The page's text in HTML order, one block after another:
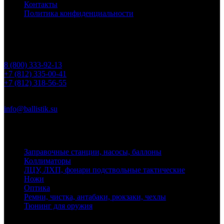
Контакты
Политика конфиденциальности
8 (800) 333-92-13
+7 (812) 335-00-41
+7 (812) 318-56-55
info@ballistik.su
Заправочные станции, насосы, баллоны
Коллиматоры
ЛЦУ, ЛХП, фонари подствольные тактические
Ножи
Оптика
Ремни, чистка, антабаки, рюкзаки, чехлы
Тюнинг для оружия